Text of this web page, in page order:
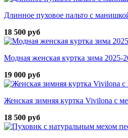
Длинное пуховое пальто с
18 500 руб
Модная женская куртка зима 2025-
19 000 руб
Женская зимняя куртка Vivilona с
18 500 руб